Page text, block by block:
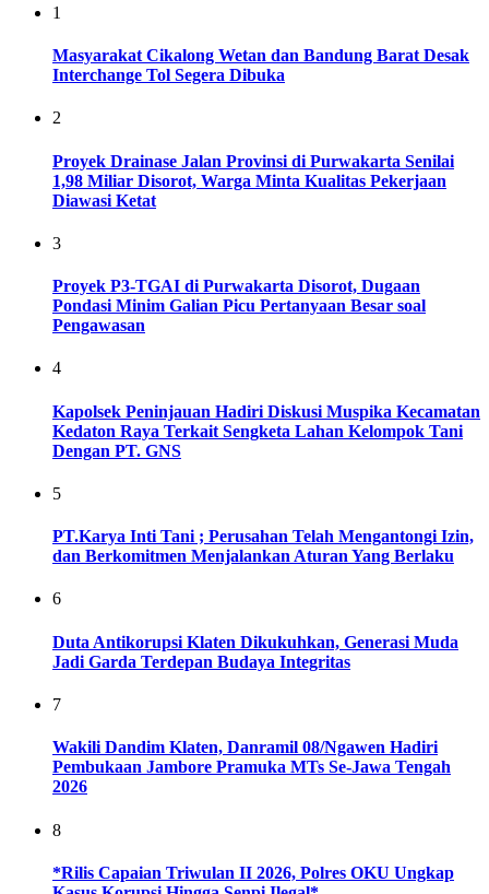
1
Masyarakat Cikalong Wetan dan Bandung Barat Desak
Interchange Tol Segera Dibuka
2
Proyek Drainase Jalan Provinsi di Purwakarta Senilai
1,98 Miliar Disorot, Warga Minta Kualitas Pekerjaan
Diawasi Ketat
3
Proyek P3-TGAI di Purwakarta Disorot, Dugaan
Pondasi Minim Galian Picu Pertanyaan Besar soal
Pengawasan
4
Kapolsek Peninjauan Hadiri Diskusi Muspika Kecamatan
Kedaton Raya Terkait Sengketa Lahan Kelompok Tani
Dengan PT. GNS
5
PT.Karya Inti Tani ; Perusahan Telah Mengantongi Izin,
dan Berkomitmen Menjalankan Aturan Yang Berlaku
6
Duta Antikorupsi Klaten Dikukuhkan, Generasi Muda
Jadi Garda Terdepan Budaya Integritas
7
Wakili Dandim Klaten, Danramil 08/Ngawen Hadiri
Pembukaan Jambore Pramuka MTs Se-Jawa Tengah
2026
8
*Rilis Capaian Triwulan II 2026, Polres OKU Ungkap